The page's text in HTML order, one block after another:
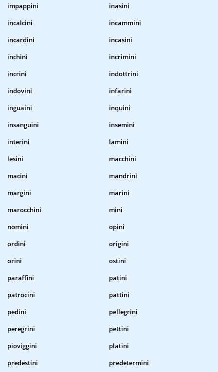
impappini
inasini
incalcini
incammini
incardini
incasini
inchini
incrimini
incrini
indottrini
indovini
infarini
inguaini
inquini
insanguini
insemini
interini
lamini
lesini
macchini
macini
mandrini
margini
marini
marocchini
mini
nomini
opini
ordini
origini
orini
ostini
paraffini
patini
patrocini
pattini
pedini
pellegrini
peregrini
pettini
pioviggini
platini
predestini
predetermini